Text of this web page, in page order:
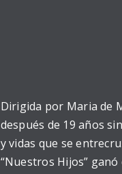
Dirigida por Maria de
después de 19 años
y vidas que se
“Nuestros Hijos”